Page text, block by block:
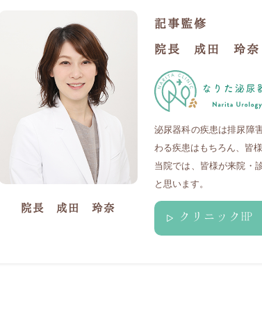
院長 成田 玲奈
記事監修
院長 成田 玲奈
泌尿器科の疾患は排尿障
わる疾患はもちろん、皆
当院では、皆様が来院・
と思います。
クリニックHP